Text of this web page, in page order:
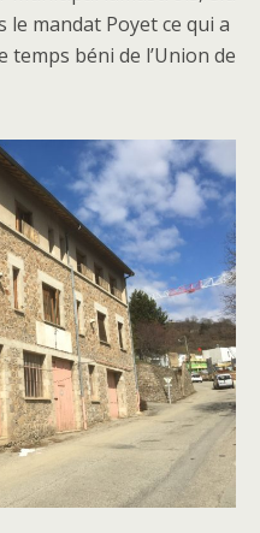
le mandat Poyet ce qui a
temps béni de l’Union de